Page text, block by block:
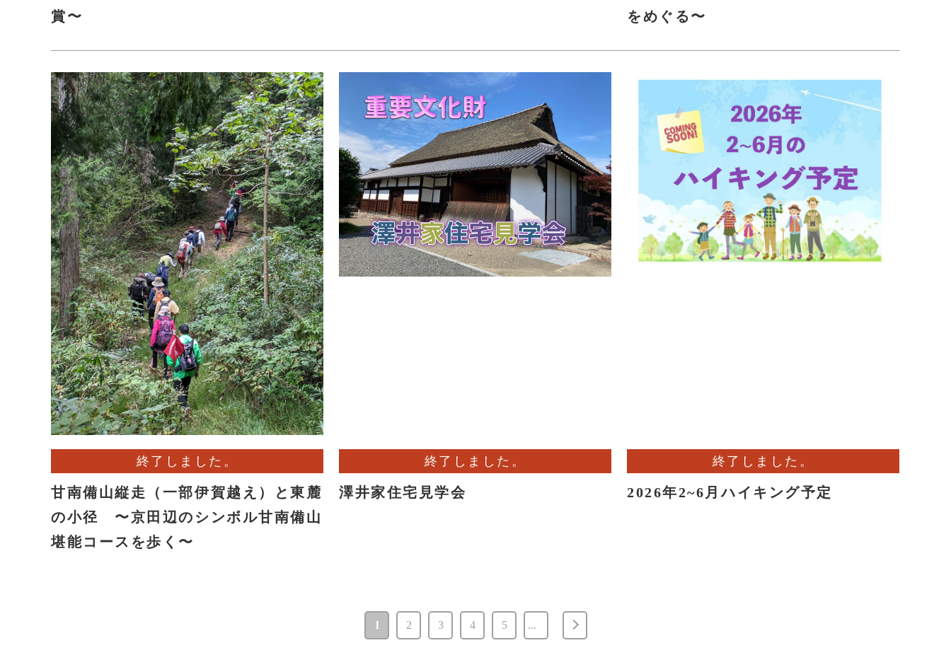
賞〜
をめぐる〜
終了しました。
甘南備山縦走（一部伊賀越え）と東麓
の小径 〜京田辺のシンボル甘南備山
堪能コースを歩く〜
終了しました。
澤井家住宅見学会
終了しました。
2026年2~6月ハイキング予定